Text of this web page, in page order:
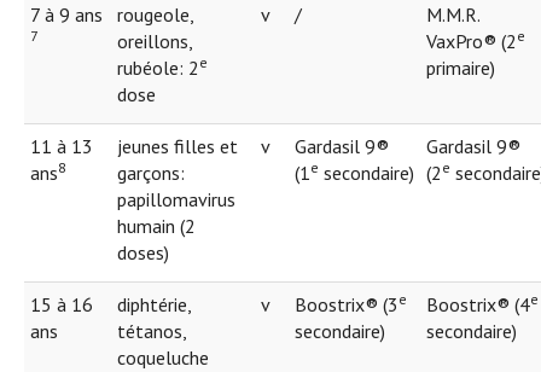
7 à 9 ans
7
rougeole,
oreillons,
rubéole: 2 e
dose
v /
M.M.R.
VaxPro® (2 e
primaire)
11 à 13
ans8
jeunes filles et
garçons:
papillomavirus
humain (2
doses)
v
Gardasil 9®
(1e secondaire)
Gardasil 9®
(2 e
15 à 16
ans
diphtérie,
tétanos,
coqueluche
v Boostrix® (3 e
secondaire)
Boostrix® (4e
secondaire)